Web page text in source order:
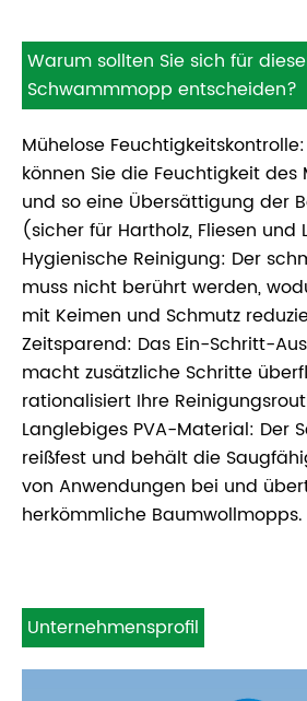
Warum sollten Sie sich für
Schwammmopp entscheiden?
Mühelose
können Sie die Feuchtigkeit
und so eine Übersättigung der
(sicher für Hartholz, Fliesen und
Hygienische Reinigung: Der
muss nicht berührt werden,
mit Keimen und Schmutz
Zeitsparend: Das Ein-Schritt-
macht zusätzliche Schritte
rationalisiert Ihre
Langlebiges PVA-Material: Der
reißfest und behält die
von Anwendungen bei und
herkömmliche Baumwollmopps.
Unternehmensprofil